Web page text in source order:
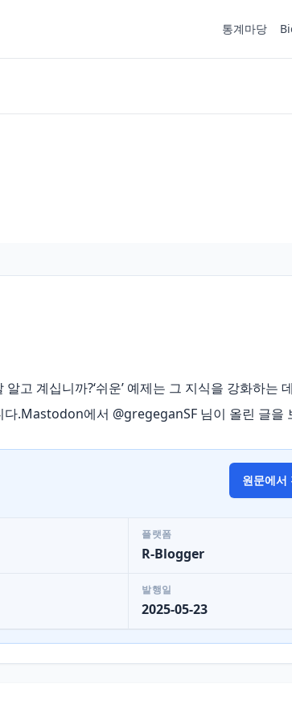
통계마당
고 계십니까?‘쉬운’ 예제는 그 지식을 강화하는
.Mastodon에서 @gregeganSF 님이 올린 글을
원문에서
플랫폼
R-Blogger
발행일
2025-05-23